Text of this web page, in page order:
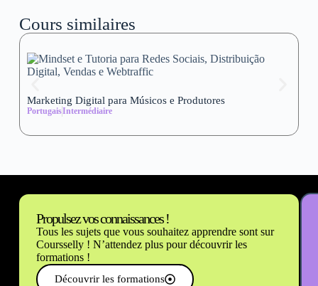
Cours similaires
Marketing Digital para Músicos e Produtores
PortugaisIntermédiaire
Propulsez vos connaissances !
Tous les sujets que vous souhaitez apprendre sont sur
Coursselly ! N’attendez plus pour découvrir les
formations !
Découvrir les formations